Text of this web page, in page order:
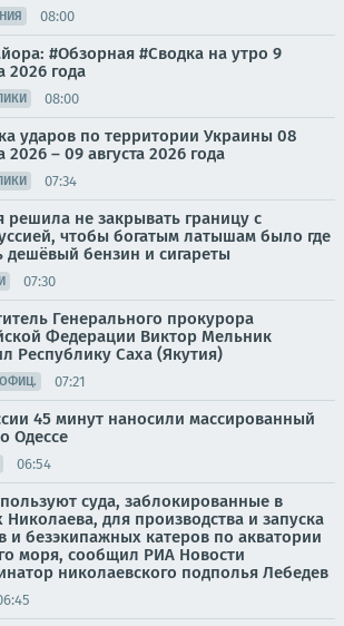
08:00
#Обзорная #Сводка на утро 9
2026 года
08:00
ударов по территории Украины 08
2026 – 09 августа 2026 года
07:34
решила не закрывать границу с
чтобы богатым латышам было где
дешёвый бензин и сигареты
07:30
Генерального прокурора
Федерации Виктор Мельник
Республику Саха (Якутия)
ОФИЦ. 07:21
45 минут наносили массированный
Одессе
06:54
суда, заблокированные в
Николаева, для производства и запуска
и безэкипажных катеров по акватории
моря, сообщил РИА Новости
николаевского подполья Лебедев